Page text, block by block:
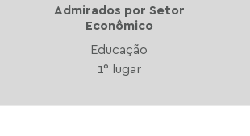
Admirados por Setor
Econômico
Educação
1° lugar